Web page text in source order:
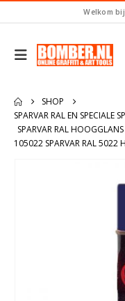
Welkom
SHOP
SPARVAR RAL EN SPECIALE
SPARVAR RAL
105022 SPARVAR RAL 5022